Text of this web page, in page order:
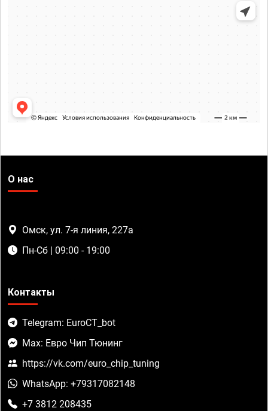
О нас
Омск, ул. 7-я линия, 227а
Пн-Сб | 09:00 - 19:00
Контакты
Telegram: EuroCT_bot
Max: Евро Чип Тюнинг
https://vk.com/euro_chip_tuning
WhatsApp: +79317082148
+7 3812 208435